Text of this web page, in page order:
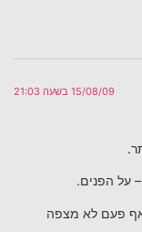
15/08/09 בשעה 21:03
על הפנים.
אף פעם לא מצפה